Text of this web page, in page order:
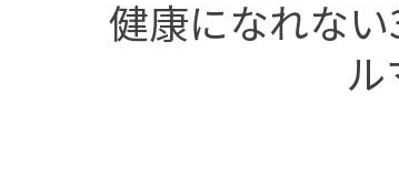
健康になれな